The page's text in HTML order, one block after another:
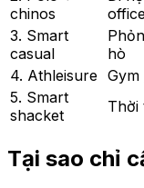
chinos
3. Smart
casual
hò
4. Athleisure
5. Smart
shacket
Thời
Tại sao chỉ